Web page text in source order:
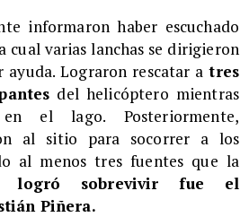
informaron haber escuchado
cual varias lanchas se dirigieron
ayuda. Lograron rescatar atres
del helicóptero mientras
el lago. Posteriormente,
al sitio para socorrer a los
al menos tres fuentes que la
logró sobrevivir fue el
Piñera.